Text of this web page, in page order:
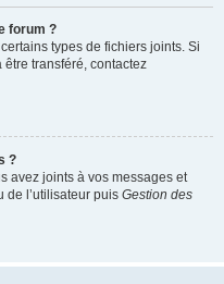
forum ?
types de fichiers joints. Si
être transféré, contactez
?
avez joints à vos messages et
de l’utilisateur puis Gestion des